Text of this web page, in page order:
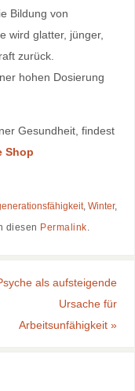
Bildung von
wird glatter, jünger,
zurück.
hohen Dosierung
Gesundheit, findest
Shop
, Winter,
diesen Permalink.
als aufsteigende
Ursache für
Arbeitsunfähigkeit»